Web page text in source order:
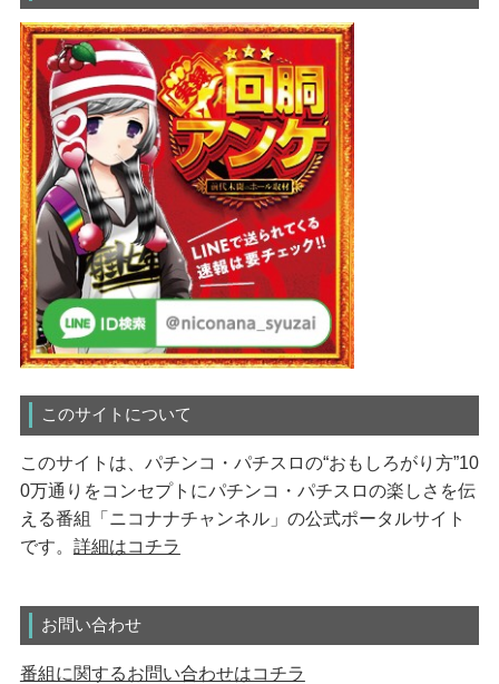
このサイトについて
このサイトは、パチンコ・パチスロの“おもしろがり方”10
0万通りをコンセプトにパチンコ・パチスロの楽しさを伝
える番組「ニコナナチャンネル」の公式ポータルサイト
です。 詳細はコチラ
お問い合わせ
番組に関するお問い合わせはコチラ